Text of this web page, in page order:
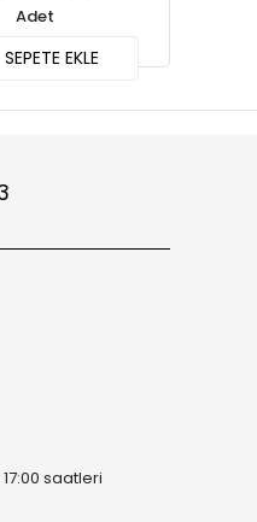
Adet
SEPETE EKLE
saatleri